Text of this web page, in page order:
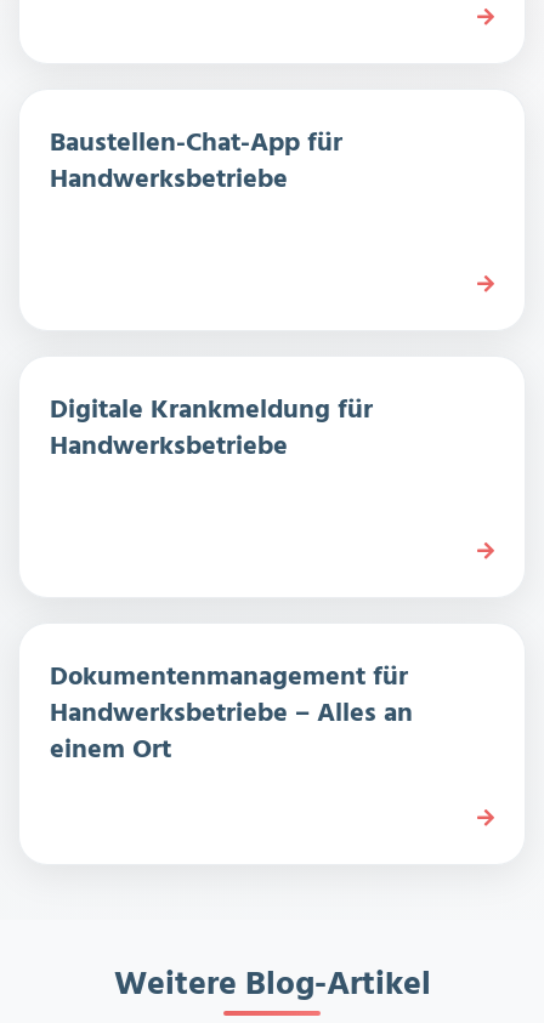
Baustellen-Chat-App für
Handwerksbetriebe
Digitale Krankmeldung für
Handwerksbetriebe
Dokumentenmanagement für
Handwerksbetriebe – Alles an
einem Ort
Weitere Blog-Artikel